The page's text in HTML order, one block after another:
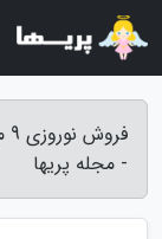
- مجله پریها